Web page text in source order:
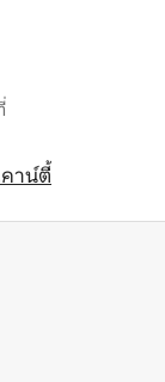
คาน์ตี้